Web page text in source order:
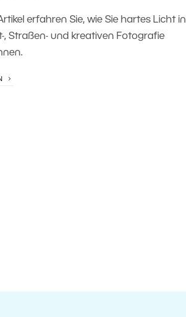
erfahren Sie, wie Sie hartes Licht in
, Straßen- und kreativen Fotografie